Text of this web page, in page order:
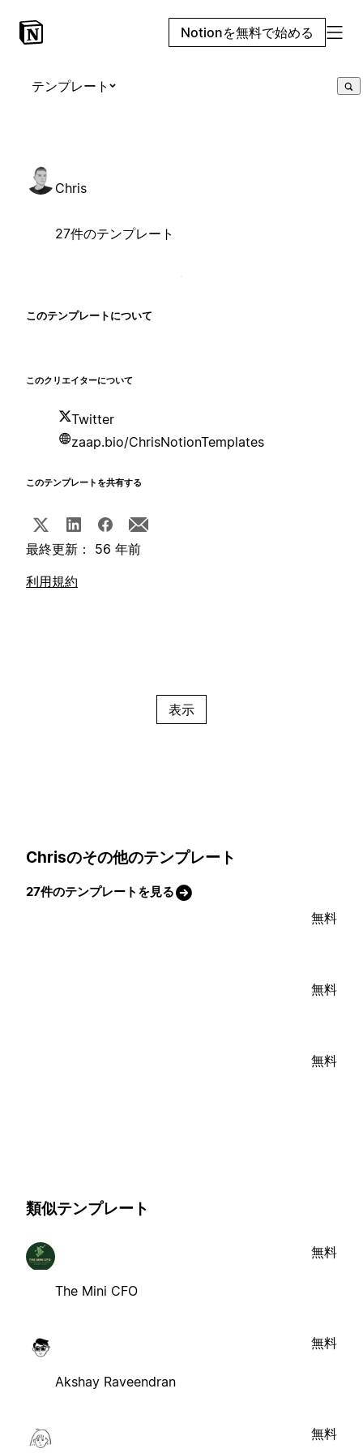
Notionを無料で始める
テンプレート
Chris
27件のテンプレート
このテンプレートについて
このクリエイターについて
Twitter
zaap.bio/ChrisNotionTemplates
このテンプレートを共有する
最終更新： 56 年前
利用規約
表示
Chrisのその他のテンプレート
27件のテンプレートを見る
無料
無料
無料
類似テンプレート
The Mini CFO
無料
Akshay Raveendran
無料
無料